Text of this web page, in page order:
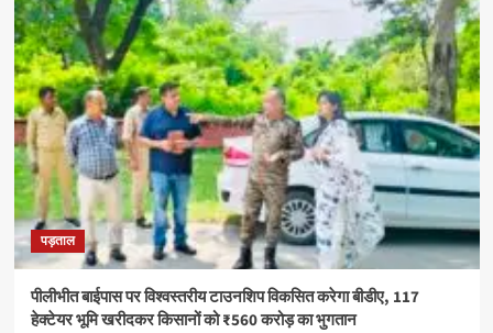
से
दूर
रहने
की
शपथ
पड़ताल
पीलीभीत बाईपास पर विश्वस्तरीय टाउनशिप विकसित करेगा बीडीए, 117
हेक्टेयर भूमि खरीदकर किसानों को ₹560 करोड़ का भुगतान